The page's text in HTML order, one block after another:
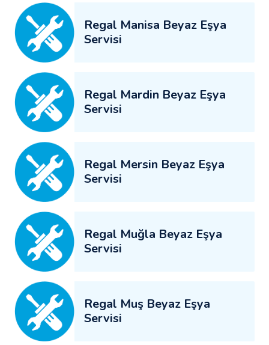
Regal Manisa Beyaz Eşya
Servisi
Regal Mardin Beyaz Eşya
Servisi
Regal Mersin Beyaz Eşya
Servisi
Regal Muğla Beyaz Eşya
Servisi
Regal Muş Beyaz Eşya
Servisi